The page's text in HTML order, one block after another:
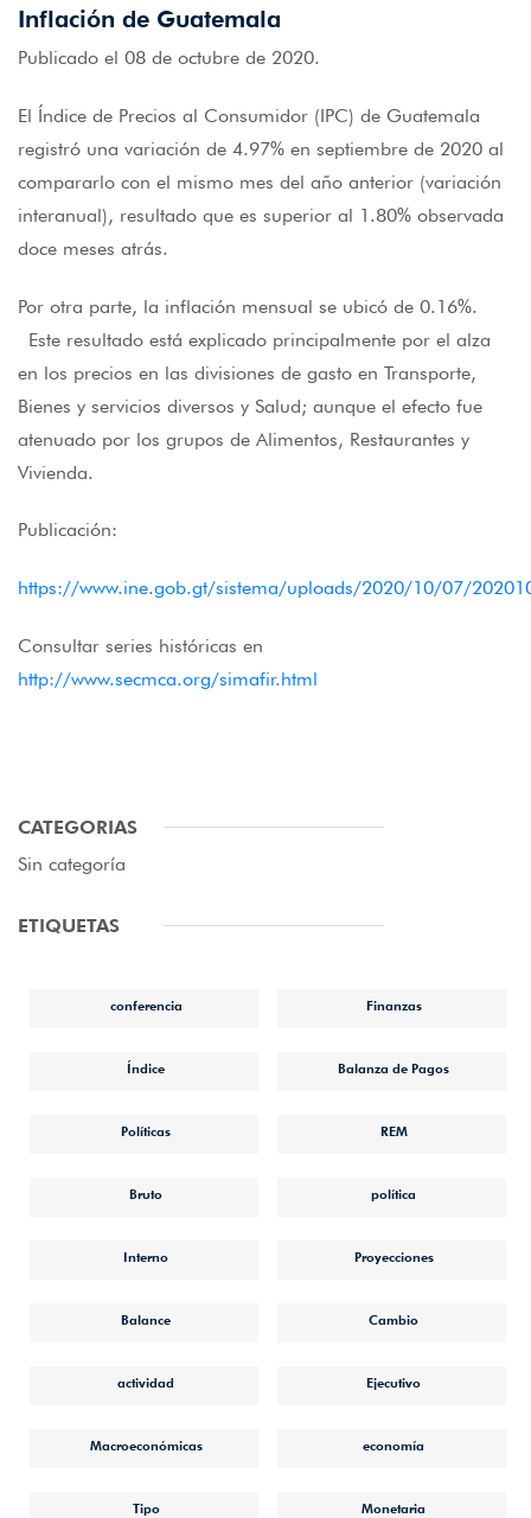
Inflación de Guatemala
Publicado el 08 de octubre de 2020.
El Índice de Precios al Consumidor (IPC) de Guatemala
registró una variación de 4.97% en septiembre de 2020 al
compararlo con el mismo mes del año anterior (variación
interanual), resultado que es superior al 1.80% observada
doce meses atrás.
Por otra parte, la inflación mensual se ubicó de 0.16%.
Este resultado está explicado principalmente por el alza
en los precios en las divisiones de gasto en Transporte,
Bienes y servicios diversos y Salud; aunque el efecto fue
atenuado por los grupos de Alimentos, Restaurantes y
Vivienda.
Publicación:
https://www.ine.gob.gt/sistema/uploads/2020/10/07/
Consultar series históricas en
http://www.secmca.org/simafir.html
CATEGORIAS
Sin categoría
ETIQUETAS
conferencia Finanzas
Índice Balanza de Pagos
Políticas REM
Bruto política
Interno Proyecciones
Balance Cambio
actividad Ejecutivo
Macroeconómicas economía
Tipo Monetaria